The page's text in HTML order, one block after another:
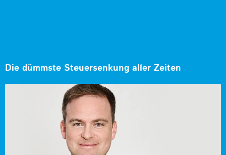
Die dümmste Steuersenkung aller Zeiten